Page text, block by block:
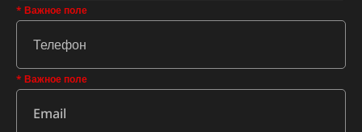
* Важное поле
* Важное поле